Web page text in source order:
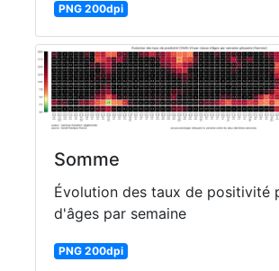
PNG 200dpi
Somme
Évolution des taux de positivité
d'âges par semaine
PNG 200dpi